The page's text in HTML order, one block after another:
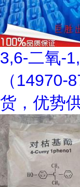
3,6-二氧-
（14970-
货，优势